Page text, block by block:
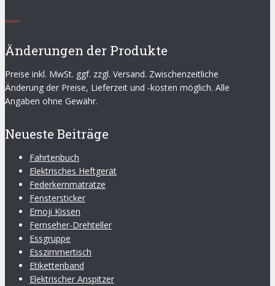
........
Änderungen der Produkte
Preise inkl. MwSt. ggf. zzgl. Versand. Zwischenzeitliche
Änderung der Preise, Lieferzeit und -kosten möglich. Alle
Angaben ohne Gewähr.
Neueste Beiträge
Fahrtenbuch
Elektrisches Heftgerät
Federkernmatratze
Fenstersticker
Emoji Kissen
Fernseher-Drehteller
Essgruppe
Esszimmertisch
Etikettenband
Elektrischer Anspitzer